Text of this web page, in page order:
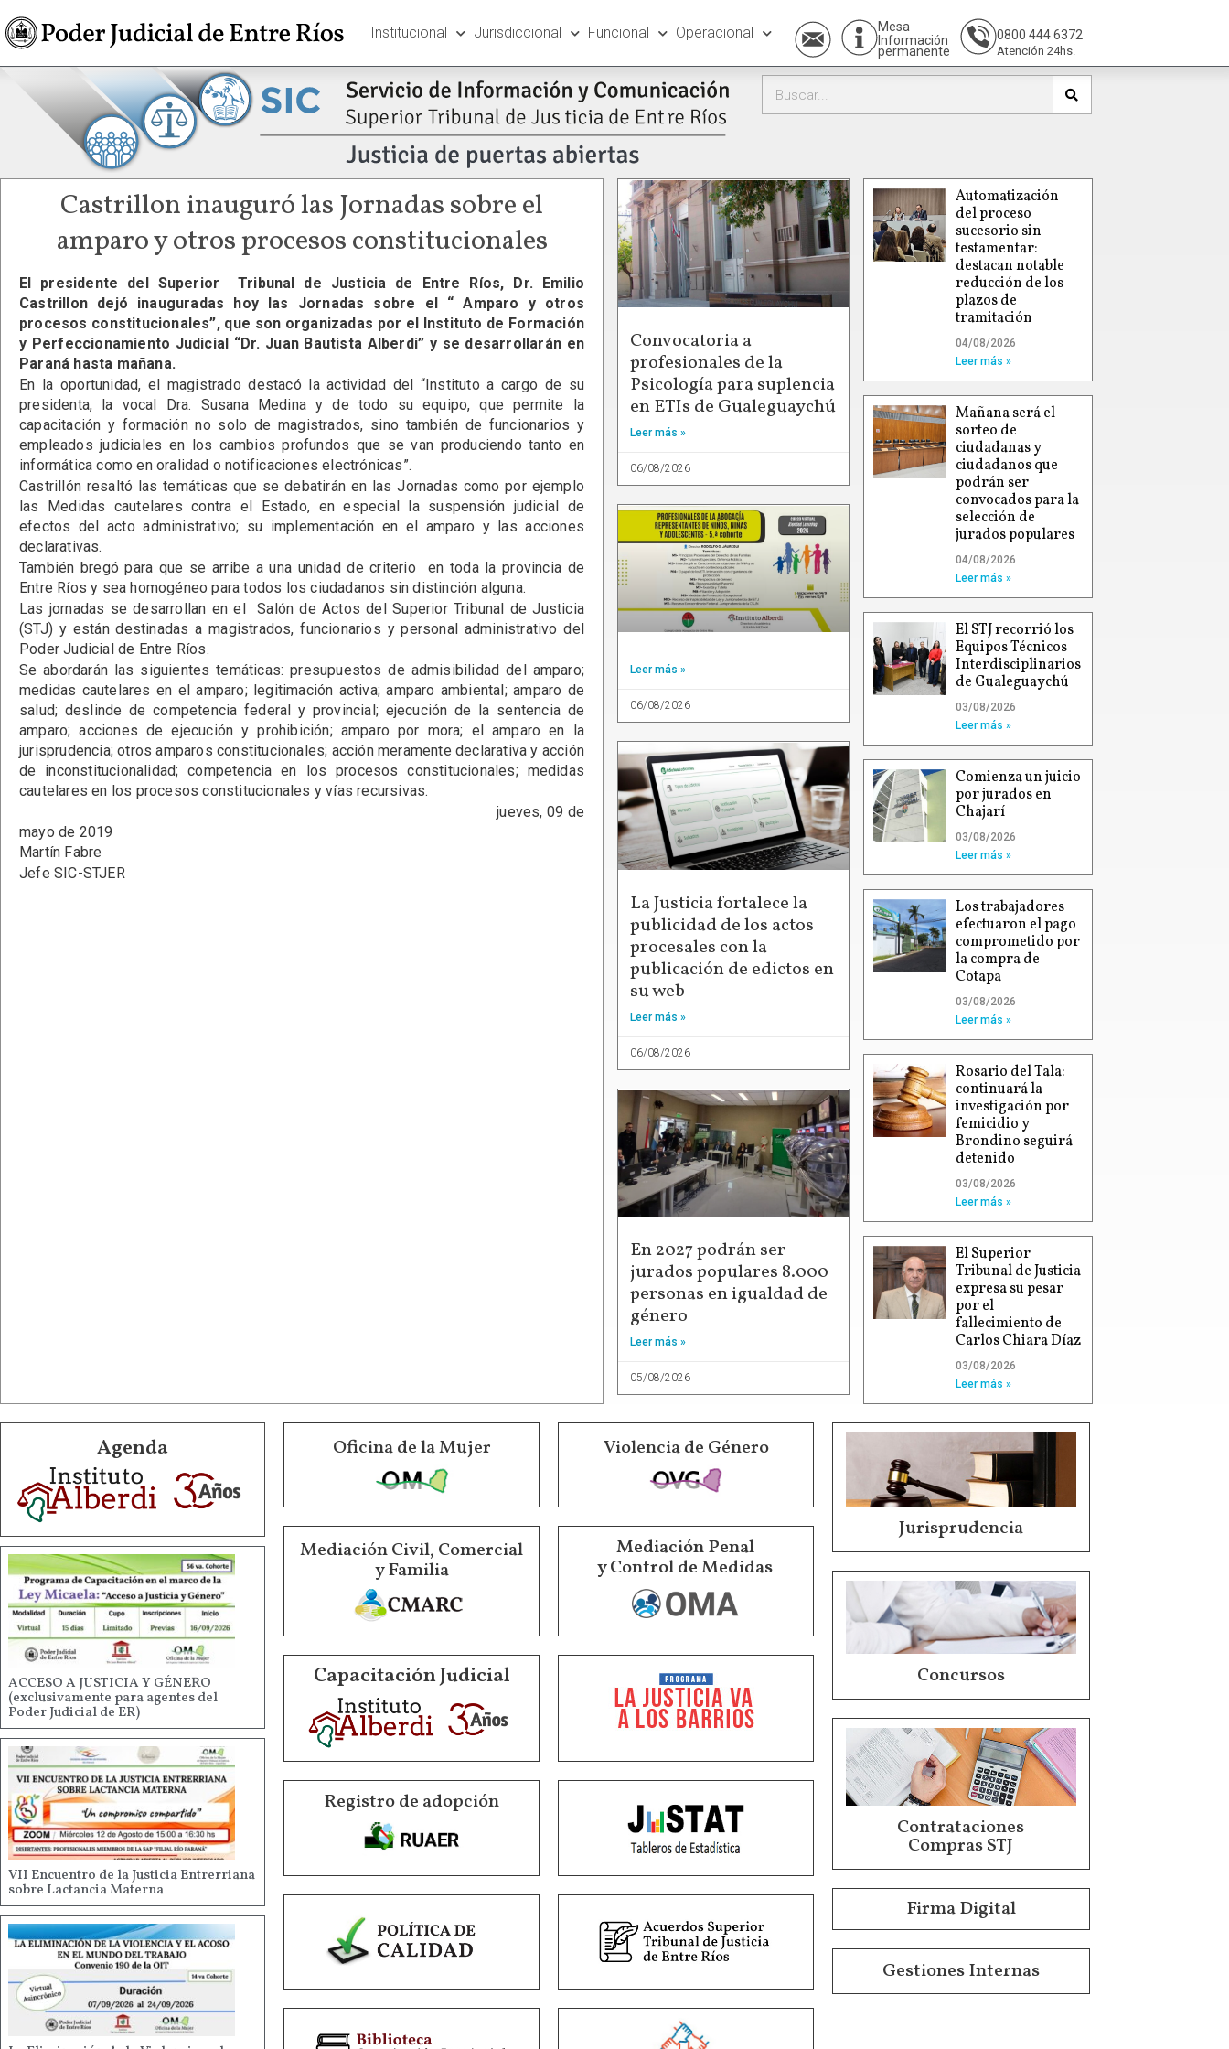
Institucional Jurisdiccional Funcional Operacional
Mesa
Información
permanente
0800 444 6372
Atención 24hs.
Castrillon inauguró las Jornadas sobre el
amparo y otros procesos constitucionales
El presidente del Superior Tribunal de Justicia de Entre Ríos, Dr. Emilio
Castrillon dejó inauguradas hoy las Jornadas sobre el “ Amparo y otros
procesos constitucionales”, que son organizadas por el Instituto de Formación
y Perfeccionamiento Judicial “Dr. Juan Bautista Alberdi” y se desarrollarán en
Paraná hasta mañana.
En la oportunidad, el magistrado destacó la actividad del “Instituto a cargo de su
presidenta, la vocal Dra. Susana Medina y de todo su equipo, que permite la
capacitación y formación no solo de magistrados, sino también de funcionarios y
empleados judiciales en los cambios profundos que se van produciendo tanto en
informática como en oralidad o notificaciones electrónicas”.
Castrillón resaltó las temáticas que se debatirán en las Jornadas como por ejemplo
las Medidas cautelares contra el Estado, en especial la suspensión judicial de
efectos del acto administrativo; su implementación en el amparo y las acciones
declarativas.
También bregó para que se arribe a una unidad de criterio en toda la provincia de
Entre Ríos y sea homogéneo para todos los ciudadanos sin distinción alguna.
Las jornadas se desarrollan en el Salón de Actos del Superior Tribunal de Justicia
(STJ) y están destinadas a magistrados, funcionarios y personal administrativo del
Poder Judicial de Entre Ríos.
Se abordarán las siguientes temáticas: presupuestos de admisibilidad del amparo;
medidas cautelares en el amparo; legitimación activa; amparo ambiental; amparo de
salud; deslinde de competencia federal y provincial; ejecución de la sentencia de
amparo; acciones de ejecución y prohibición; amparo por mora; el amparo en la
jurisprudencia; otros amparos constitucionales; acción meramente declarativa y acción
de inconstitucionalidad; competencia en los procesos constitucionales; medidas
cautelares en los procesos constitucionales y vías recursivas.
jueves, 09 de
mayo de 2019
Martín Fabre
Jefe SIC-STJER
Convocatoria a
profesionales de la
Psicología para suplencia
en ETIs de Gualeguaychú
Leer más »
06/08/2026
Leer más »
06/08/2026
La Justicia fortalece la
publicidad de los actos
procesales con la
publicación de edictos en
su web
Leer más »
06/08/2026
En 2027 podrán ser
jurados populares 8.000
personas en igualdad de
género
Leer más »
05/08/2026
Automatización
del proceso
sucesorio sin
testamentar:
destacan notable
reducción de los
plazos de
tramitación
04/08/2026
Leer más »
Mañana será el
sorteo de
ciudadanas y
ciudadanos que
podrán ser
convocados para la
selección de
jurados populares
04/08/2026
Leer más »
El STJ recorrió los
Equipos Técnicos
Interdisciplinarios
de Gualeguaychú
03/08/2026
Leer más »
Comienza un juicio
por jurados en
Chajarí
03/08/2026
Leer más »
Los trabajadores
efectuaron el pago
comprometido por
la compra de
Cotapa
03/08/2026
Leer más »
Rosario del Tala:
continuará la
investigación por
femicidio y
Brondino seguirá
detenido
03/08/2026
Leer más »
El Superior
Tribunal de Justicia
expresa su pesar
por el
fallecimiento de
Carlos Chiara Díaz
03/08/2026
Leer más »
Agenda
ACCESO A JUSTICIA Y GÉNERO
(exclusivamente para agentes del
Poder Judicial de ER)
VII Encuentro de la Justicia Entrerriana
sobre Lactancia Materna
Oficina de la Mujer Violencia de Género
Mediación Civil, Comercial
y Familia
Mediación Penal
y Control de Medidas
Capacitación Judicial
Registro de adopción
Jurisprudencia
Concursos
Contrataciones
Compras STJ
Firma Digital
Gestiones Internas